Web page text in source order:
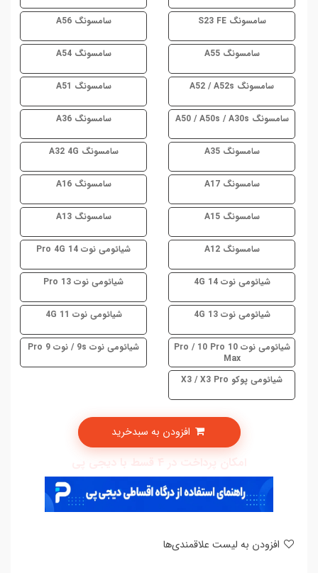
سامسونگ S23 FE سامسونگ A56
سامسونگ A55 سامسونگ A54
سامسونگ A52 / A52s سامسونگ A51
سامسونگ A50 / A50s / A30s سامسونگ A36
سامسونگ A35 سامسونگ A32 4G
سامسونگ A17 سامسونگ A16
سامسونگ A15 سامسونگ A13
سامسونگ A12 شیائومی نوت 14 Pro 4G
شیائومی نوت 14 4G شیائومی نوت 13 Pro
شیائومی نوت 13 4G شیائومی نوت 11 4G
شیائومی نوت 10 Pro / 10 Pro
Max
شیائومی نوت 9s / نوت 9 Pro
شیائومی پوکو X3 / X3 Pro
امکان پرداخت در 4 قسط با دیجی پی